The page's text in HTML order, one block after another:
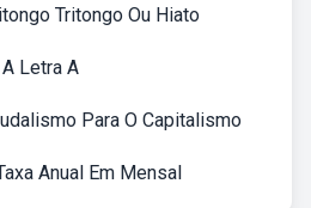
Tritongo Ou Hiato
Letra A
Para O Capitalismo
Anual Em Mensal